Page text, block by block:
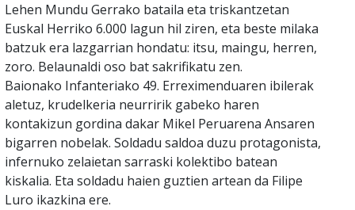
Lehen Mundu Gerrako bataila eta triskantzetan
Euskal Herriko 6.000 lagun hil ziren, eta beste milaka
batzuk era lazgarrian hondatu: itsu, maingu, herren,
zoro. Belaunaldi oso bat sakrifikatu zen.
Baionako Infanteriako 49. Erreximenduaren ibilerak
aletuz, krudelkeria neurririk gabeko haren
kontakizun gordina dakar Mikel Peruarena Ansaren
bigarren nobelak. Soldadu saldoa duzu protagonista,
infernuko zelaietan sarraski kolektibo batean
kiskalia. Eta soldadu haien guztien artean da Filipe
Luro ikazkina ere.